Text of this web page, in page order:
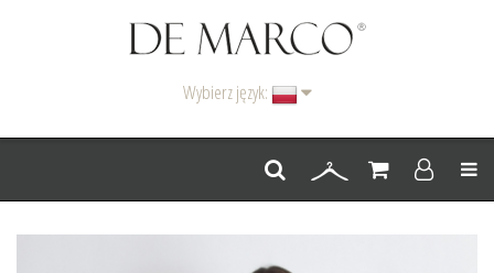
Wybierz język:
Menu